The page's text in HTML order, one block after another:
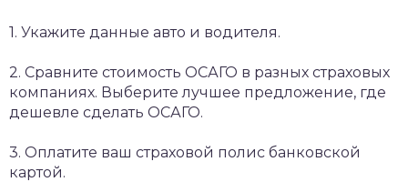
1. Укажите данные авто и водителя.
2. Сравните стоимость ОСАГО в разных страховых
компаниях. Выберите лучшее предложение, где
дешевле сделать ОСАГО.
3. Оплатите ваш страховой полис банковской
картой.